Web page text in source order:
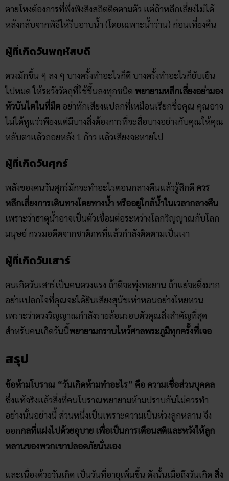
ตายโหงต้องการที่พึ่งพิงสิงสถิตติดตามตัว แต่ถ้าหลีกเลี่ยงไม่ได้
หลังกลับจากพิธีให้รีบอาบน้ำ (โดยเฉพาะน้ำว่าน) ก่อนเที่ยงคืน
ผู้ที่เกิดวันพฤหัสบดี
ดวงมักขึ้น ๆ ลง ๆ บางครั้งทำอะไรก็ดี บางครั้งทำอะไรก็ยับเยิน
ไปหมด ให้ระวังวัตถุที่ใช้ขึ้นลงทุกชนิด พยายามหลีกเลี่ยงอย่ามอง
หัวบันไดในที่มืด อย่าทักเสียงแปลกที่เหมือนเรียกชื่อคุณ คุณอาจ
ไม่ได้หูแว่วพียงแต่มีบางสิ่งต้องการที่จะสื่อบางอย่างกับคุณให้คุณ
หลับตาแล้วถอยหลัง 1 ก้าว แล้วเสียงจะหายไป
ผู้ที่เกิดวันศุกร์
พลังของคนวันศุกร์มักจะทำอะไรตอนกลางคืนแล้วรู้สึกดี ควร
หลีกเลี่ยงการเดินทางโดยทางน้ำ หรืออยู่ใกล้น้ำในเวลากลางคืน
เพราะว่าธาตุน้ำอาจเป็นตัวเชื่อมต่อระหว่างโลกวิญญาณกับโลก
มนุษย์ กรรมอดีตจากชาติภพที่แล้วกำลังติดตามเป็นเงา
ผู้ที่เกิดวันเสาร์
คนเกิดวันเสาร์เป็นคนดวงแรง ถ้าดีจะพุ่งทะยาน ถ้าแย่จะดิ่งมาก
อย่าแปลกใจที่คุณจะได้ยินเสียงสุนัขเห่าหอนอย่างโหยหวน
เพราะว่าดวงวิญญาณกำลังรายล้อมรอบตัวคุณสิ่งสำคัญที่สุด
สำหรับคนเกิดวันนี้พยายามกราบไหว้ศาลพระภูมิทุกครั้งที่เจอ
สรุป
ข้อห้ามโบราณ “วันเกิดห้ามทำอะไร” คือ ความเชื่อส่วนบุคคล
ซึ่งแท้จริงแล้วสิ่งที่คนโบราณพยายามห้ามปราบกันไม่ควรทำ
อย่างนั้นอย่างนี้ ส่วนหนึ่งเป็นเพราะความเป็นห่วงลูกหลาน จึง
ออกกลที่แฝงไปด้วยอุบาย เพื่อเป็นการเตือนสติและหวังให้ลูก
หลานของพวกเขาปลอดภัยนั่นเอง
และเนื่องด้วยวันเกิด เป็นวันที่อายุเพิ่มขึ้น ดังนั้นเมื่อถึงวันเกิด สิ่ง